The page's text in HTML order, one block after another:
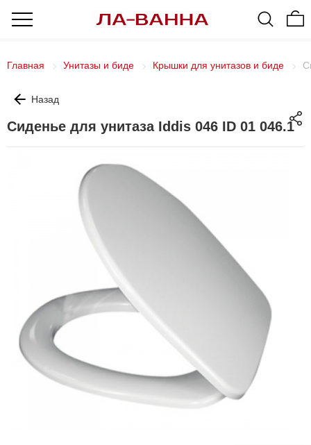
Главная Унитазы и биде Крышки для унитазов и биде
Назад
Сиденье для унитаза Iddis 046 ID 01 046.1